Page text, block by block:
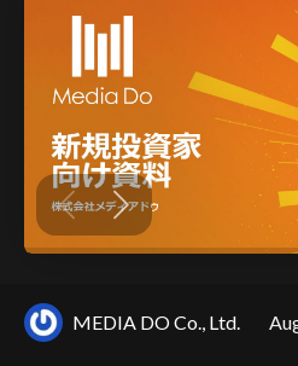
MEDIA DO Co., Ltd.